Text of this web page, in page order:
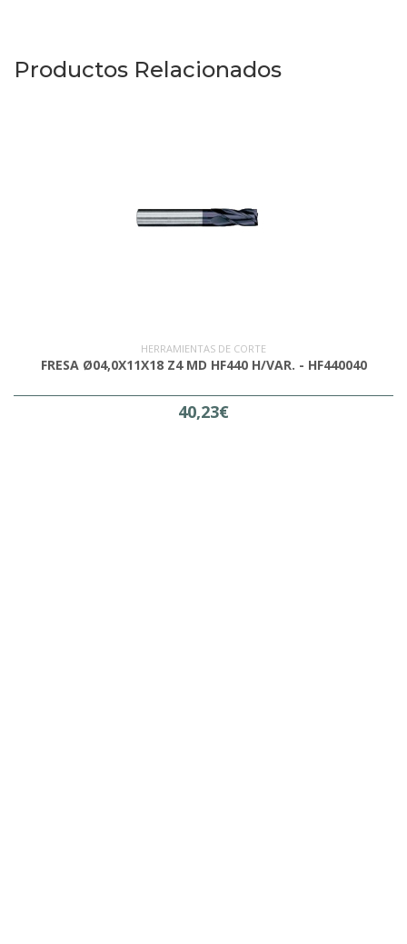
Productos Relacionados
HERRAMIENTAS DE CORTE
FRESA Ø04,0X11X18 Z4 MD HF440 H/VAR. - HF440040
40,23€